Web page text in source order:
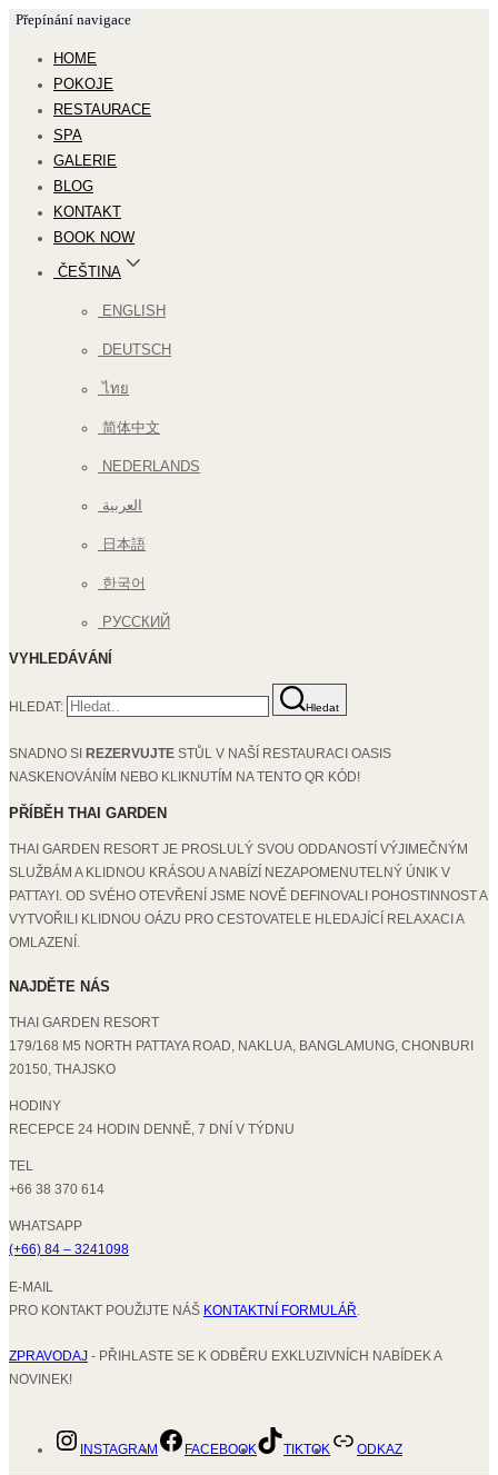
Přepínání navigace
HOME
POKOJE
RESTAURACE
SPA
GALERIE
BLOG
KONTAKT
BOOK NOW
ČEŠTINA
ENGLISH
DEUTSCH
ไทย
简体中文
NEDERLANDS
العربية
日本語
한국어
РУССКИЙ
VYHLEDÁVÁNÍ
HLEDAT: Hledat
SNADNO SI REZERVUJTE STŮL V NAŠÍ RESTAURACI OASIS
NASKENOVÁNÍM NEBO KLIKNUTÍM NA TENTO QR KÓD!
PŘÍBĚH THAI GARDEN
THAI GARDEN RESORT JE PROSLULÝ SVOU ODDANOSTÍ VÝJIMEČNÝM
SLUŽBÁM A KLIDNOU KRÁSOU A NABÍZÍ NEZAPOMENUTELNÝ ÚNIK V
PATTAYI. OD SVÉHO OTEVŘENÍ JSME NOVĚ DEFINOVALI POHOSTINNOST A
VYTVOŘILI KLIDNOU OÁZU PRO CESTOVATELE HLEDAJÍCÍ RELAXACI A
OMLAZENÍ.
NAJDĚTE NÁS
THAI GARDEN RESORT
179/168 M5 NORTH PATTAYA ROAD, NAKLUA, BANGLAMUNG, CHONBURI
20150, THAJSKO
HODINY
RECEPCE 24 HODIN DENNĚ, 7 DNÍ V TÝDNU
TEL
+66 38 370 614
WHATSAPP
(+66) 84 – 3241098
E-MAIL
PRO KONTAKT POUŽIJTE NÁŠ KONTAKTNÍ FORMULÁŘ
ZPRAVODAJ - PŘIHLASTE SE K ODBĚRU EXKLUZIVNÍCH NABÍDEK A
NOVINEK!
INSTAGRAM FACEBOOK TIKTOK ODKAZ